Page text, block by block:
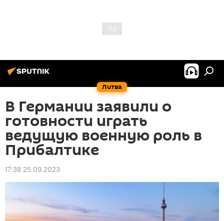
Литва
В Германии заявили о
готовности играть
ведущую военную роль в
Прибалтике
17:38 25.09.2023